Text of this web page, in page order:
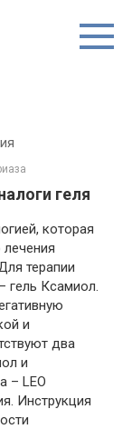
геля
которая
терапии
гель Ксамиол.
и
два
и
– LEO
Инструкция